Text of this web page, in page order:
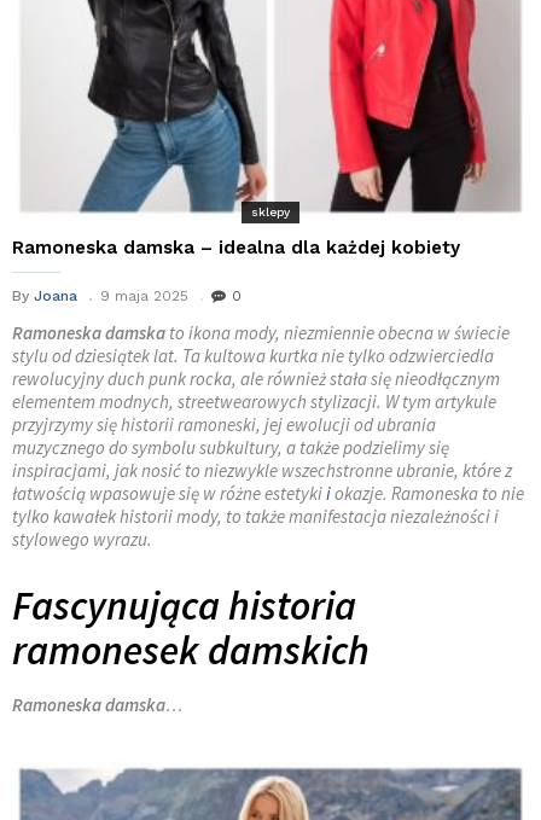
sklepy
Ramoneska damska – idealna dla każdej kobiety
By Joana 9 maja 2025 0
Ramoneska damska to ikona mody, niezmiennie obecna w świecie
stylu od dziesiątek lat. Ta kultowa kurtka nie tylko odzwierciedla
rewolucyjny duch punk rocka, ale również stała się nieodłącznym
elementem modnych, streetwearowych stylizacji. W tym artykule
przyjrzymy się historii ramoneski, jej ewolucji od ubrania
muzycznego do symbolu subkultury, a także podzielimy się
inspiracjami, jak nosić to niezwykle wszechstronne ubranie, które z
łatwością wpasowuje się w różne estetykiiokazje. Ramoneska to nie
tylko kawałek historii mody, to także manifestacja niezależności i
stylowego wyrazu.
Fascynująca historia
ramonesek damskich
Ramoneska damska…